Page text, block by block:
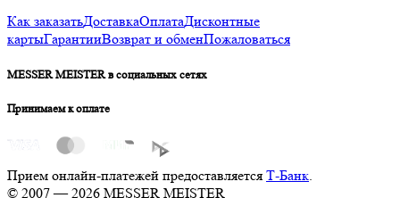
Как заказатьДоставкаОплатаДисконтные
картыГарантииВозврат и обменПожаловаться
MESSER MEISTER в социальных сетях
Принимаем к оплате
Прием онлайн-платежей предоставляется Т-Банк.
© 2007 — 2026 MESSER MEISTER